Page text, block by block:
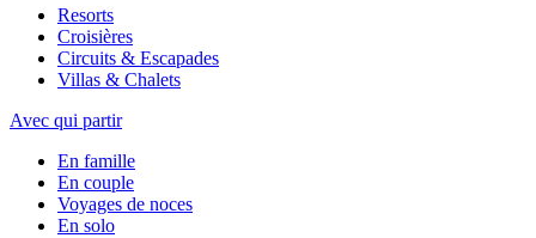
Resorts
Croisières
Circuits & Escapades
Villas & Chalets
Avec qui partir
En famille
En couple
Voyages de noces
En solo